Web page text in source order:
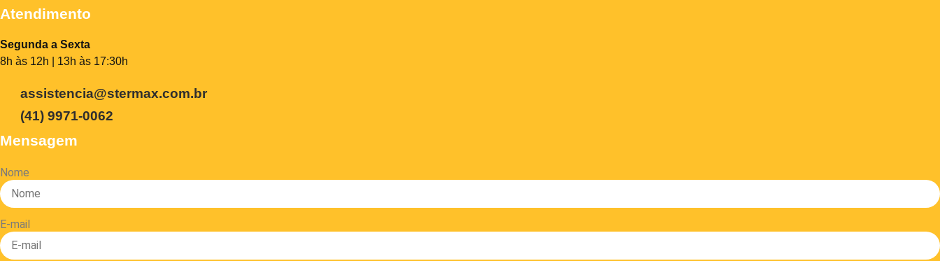
Atendimento
Segunda a Sexta
8h às 12h | 13h às 17:30h
assistencia@stermax.com.br
(41) 9971-0062
Mensagem
Nome
E-mail